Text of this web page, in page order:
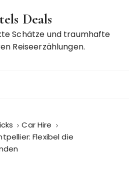
Deals
Schätze und traumhafte
Reiseerzählungen.
Car Hire
Flexibel die